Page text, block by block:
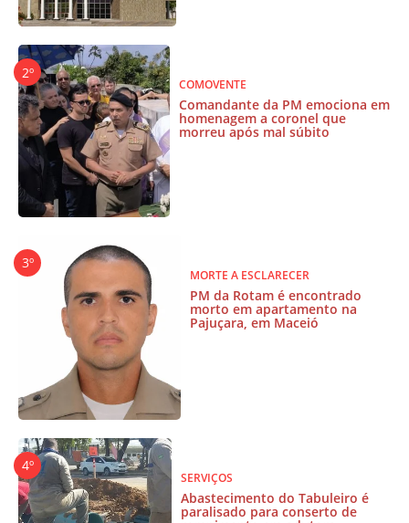
COMOVENTE
Comandante da PM emociona em
homenagem a coronel que
morreu após mal súbito
MORTE A ESCLARECER
PM da Rotam é encontrado
morto em apartamento na
Pajuçara, em Maceió
SERVIÇOS
Abastecimento do Tabuleiro é
paralisado para conserto de